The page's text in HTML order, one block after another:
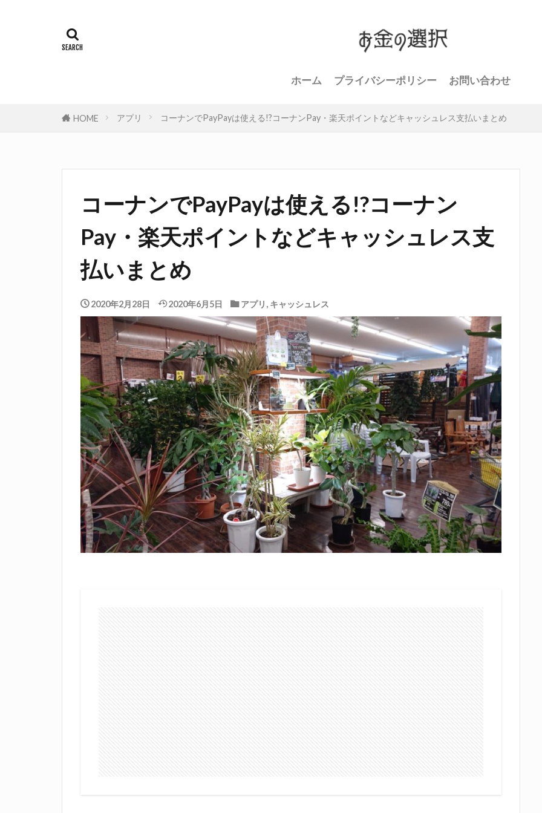
ホーム プライバシーポリシー お問い合わせ
HOME アプリ コーナンでPayPayは使える!?コーナンPay・楽天ポイントなどキャッシュレス支払いまとめ
コーナンでPayPayは使える!?コーナン
Pay・楽天ポイントなどキャッシュレス支
払いまとめ
2020年2月28日 2020年6月5日 アプリ , キャッシュレス